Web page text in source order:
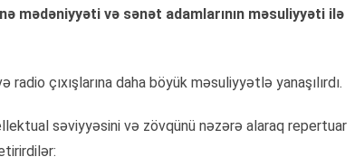
mədəniyyəti və sənət adamlarının məsuliyyəti ilə
çıxışlarına daha böyük məsuliyyətlə yanaşılırdı.
səviyyəsini və zövqünü nəzərə alaraq repertuar